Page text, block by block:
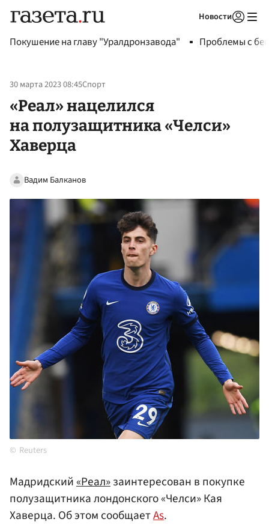
Новости
Покушение на главу "Уралдронзавода" Проблемы с
30 марта 2023 08:45Спорт
«Реал» нацелился
на полузащитника «Челси»
Хаверца
Вадим Балканов
Reuters
Мадридский«Реал»заинтересован в покупке
полузащитника лондонского «Челси» Кая
Хаверца. Об этом сообщаетAs.